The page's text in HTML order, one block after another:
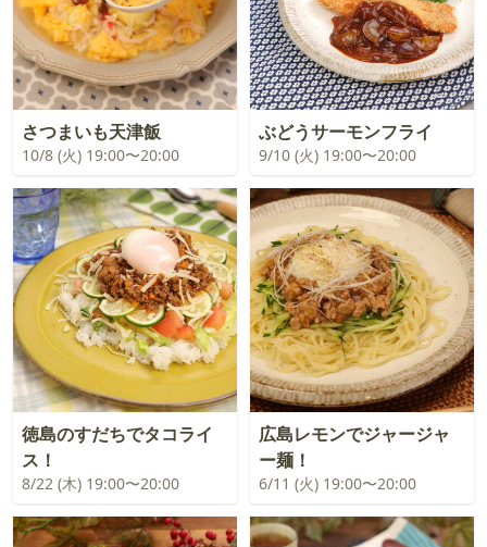
さつまいも天津飯
10/8 (火) 19:00〜20:00
ぶどうサーモンフライ
9/10 (火) 19:00〜20:00
徳島のすだちでタコライ
ス！
8/22 (木) 19:00〜20:00
広島レモンでジャージャ
ー麺！
6/11 (火) 19:00〜20:00